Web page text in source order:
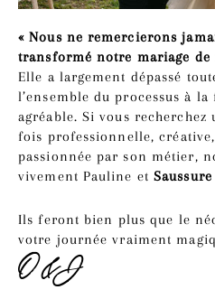
« Nous ne remercierons
transformé notre mariage de
Elle a largement dépassé
l’ensemble du processus à
agréable. Si vous
fois professionnelle,
passionnée par son métier,
vivement Pauline et
Ils feront bien plus que le
votre journée vraiment
O&J